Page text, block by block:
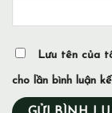
Lưu tên của
cho lần bình luận